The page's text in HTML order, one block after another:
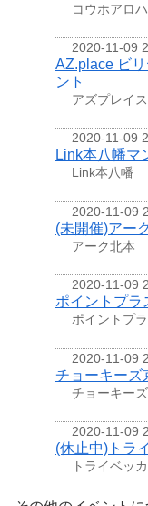
コウホアロハ
2020-11-09
AZ.place ビ
ント
アズプレイス
2020-11-09
Link本八幡マ
Link本八幡
2020-11-09
(未開催)アー
アーク北本
2020-11-09
ポイントプラ
ポイントプ
2020-11-09
チョーキーズ
チョーキー
2020-11-09
(休止中)トラ
トライベッ